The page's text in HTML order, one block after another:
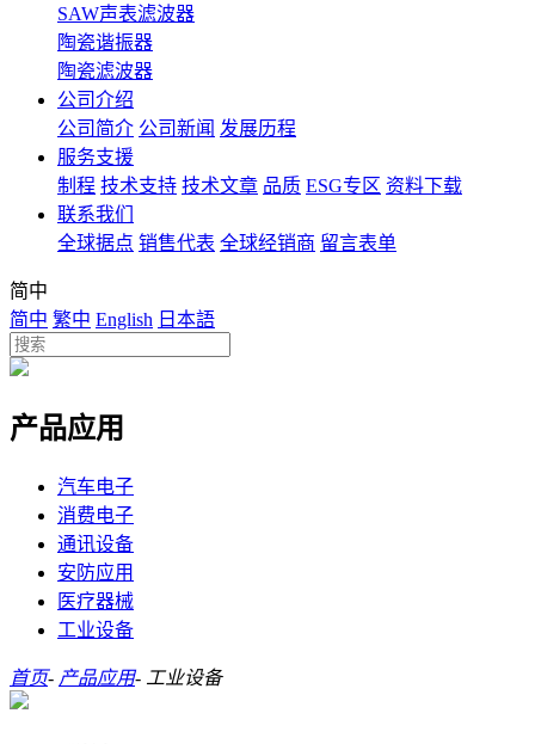
SAW声表滤波器
陶瓷谐振器
陶瓷滤波器
公司介绍
公司简介 公司新闻 发展历程
服务支援
制程 技术支持 技术文章 品质 ESG专区 资料下载
联系我们
全球据点 销售代表 全球经销商 留言表单
简中
简中 繁中 English 日本語
产品应用
汽车电子
消费电子
通讯设备
安防应用
医疗器械
工业设备
首页- 产品应用- 工业设备